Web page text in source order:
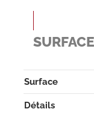
SURFACE
Surface
Détails